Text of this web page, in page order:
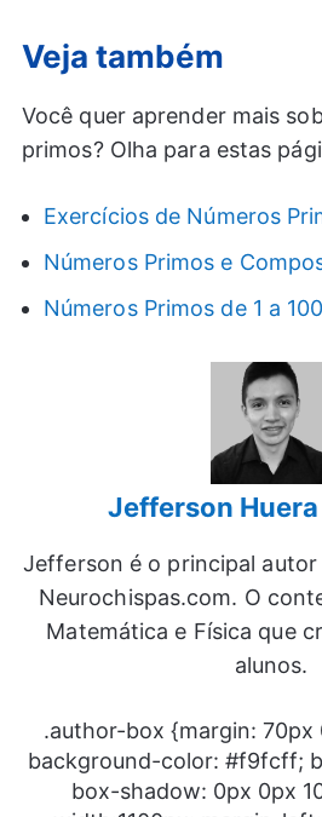
Veja também
Você quer aprender mais
primos? Olha para estas
Exercícios de Números
Números Primos e
Números Primos de 1 a
Jefferson
Jefferson é o principal
Neurochispas.com. O
Matemática e Física que
alunos.
.author-box {margin: 70px
background-color: #f9fcff;
box-shadow: 0px 0px